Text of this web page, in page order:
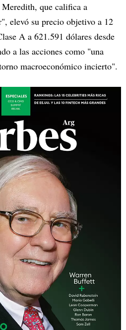
que califica a
elevó su precio objetivo a 12
A a 621.591 dólares desde
a las acciones como "una
macroeconómico incierto".